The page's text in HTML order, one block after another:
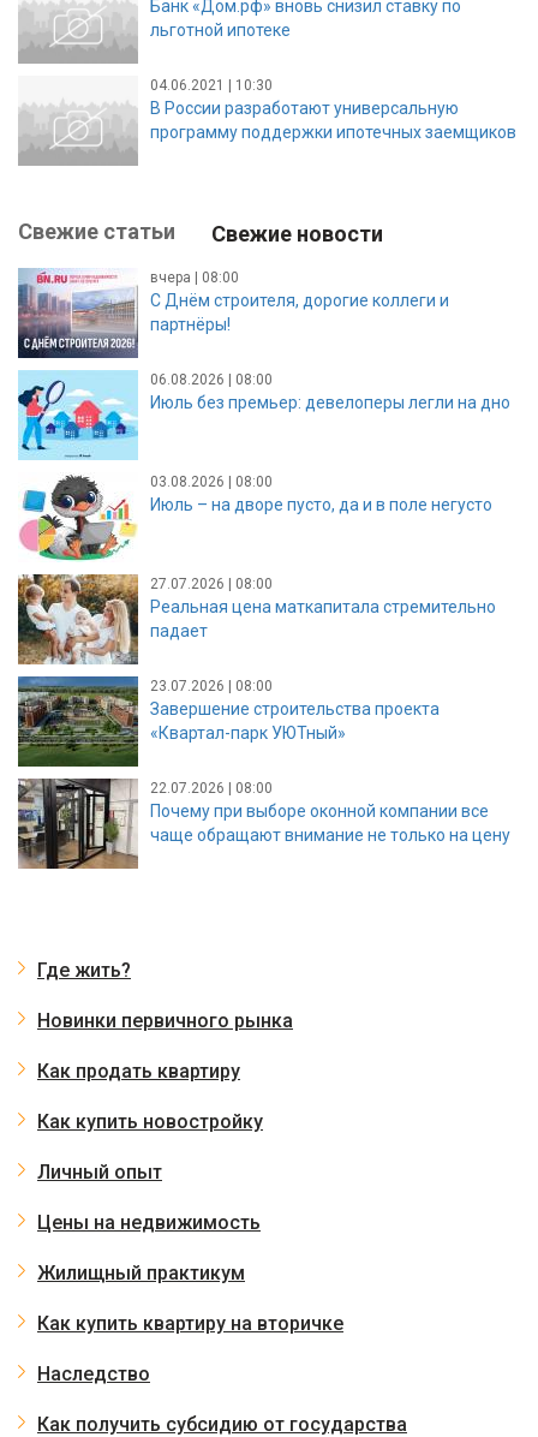
Банк «Дом.рф» вновь снизил ставку по
льготной ипотеке
04.06.2021 | 10:30
В России разработают универсальную
программу поддержки ипотечных заемщиков
Свежие статьи Свежие новости
вчера | 08:00
С Днём строителя, дорогие коллеги и
партнёры!
06.08.2026 | 08:00
Июль без премьер: девелоперы легли на дно
03.08.2026 | 08:00
Июль – на дворе пусто, да и в поле негусто
27.07.2026 | 08:00
Реальная цена маткапитала стремительно
падает
23.07.2026 | 08:00
Завершение строительства проекта
«Квартал-парк УЮТный»
22.07.2026 | 08:00
Почему при выборе оконной компании все
чаще обращают внимание не только на цену
Где жить?
Новинки первичного рынка
Как продать квартиру
Как купить новостройку
Личный опыт
Цены на недвижимость
Жилищный практикум
Как купить квартиру на вторичке
Наследство
Как получить субсидию от государства